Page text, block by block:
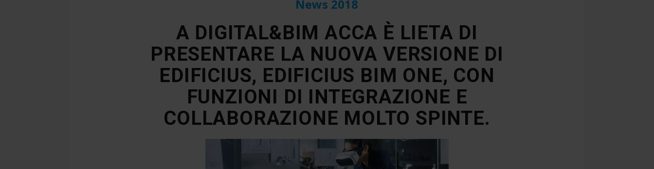
News 2018
A DIGITAL&BIM ACCA È LIETA DI
PRESENTARE LA NUOVA VERSIONE DI
EDIFICIUS, EDIFICIUS BIM ONE, CON
FUNZIONI DI INTEGRAZIONE E
COLLABORAZIONE MOLTO SPINTE.